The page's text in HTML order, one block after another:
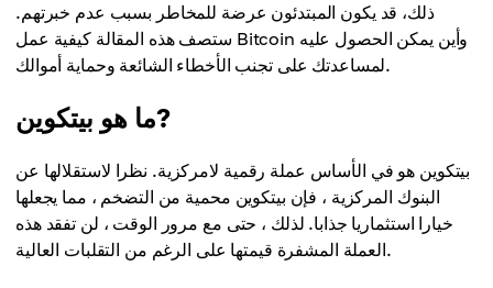
ذلك، قد يكون المبتدئون عرضة للمخاطر بسبب عدم خبرتهم.
ستصف هذه المقالة كيفية عمل Bitcoin وأين يمكن الحصول عليه
لمساعدتك على تجنب الأخطاء الشائعة وحماية أموالك.
ما هو بيتكوين?
بيتكوين هو في الأساس عملة رقمية لامركزية. نظرا لاستقلالها عن
البنوك المركزية ، فإن بيتكوين محمية من التضخم ، مما يجعلها
خيارا استثماريا جذابا. لذلك ، حتى مع مرور الوقت ، لن تفقد هذه
العملة المشفرة قيمتها على الرغم من التقلبات العالية.